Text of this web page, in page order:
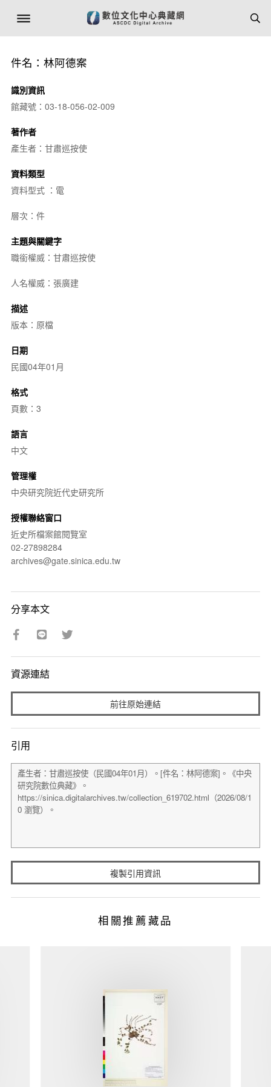
件名：林阿德案
識別資訊
館藏號：03-18-056-02-009
著作者
產生者：甘肅巡按使
資料類型
資料型式 ：電
層次：件
主題與關鍵字
職銜權威：甘肅巡按使
人名權威：張廣建
描述
版本：原檔
日期
民國04年01月
格式
頁數：3
語言
中文
管理權
中央研究院近代史研究所
授權聯絡窗口
近史所檔案館閱覽室
02-27898284
archives@gate.sinica.edu.tw
分享本文
資源連結
前往原始連結
引用
複製引用資訊
相關推薦藏品